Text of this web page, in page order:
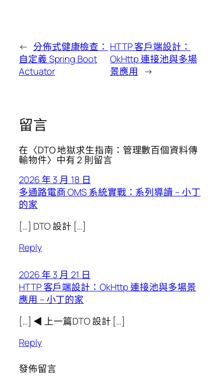
← 分佈式健康檢查：
自定義 Spring Boot
Actuator
HTTP 客戶端設計：
OkHttp 連接池與多場
景應用 →
留言
在〈DTO 地獄求生指南：管理數百個資料傳
輸物件〉中有 2 則留言
2026 年 3 月 18 日
多通路電商 OMS 系統實戰：系列導讀 – 小丁
的家
[…] DTO 設計 […]
Reply
2026 年 3 月 21 日
HTTP 客戶端設計：OkHttp 連接池與多場景
應用 – 小丁的家
[…] ◀ 上一篇DTO 設計 […]
Reply
發佈留言